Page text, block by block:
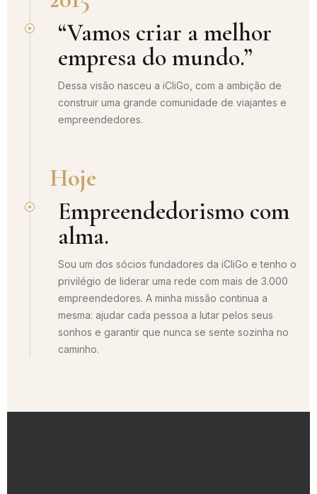
“Vamos criar a melhor
empresa do mundo.”
Dessa visão nasceu a iCliGo, com a ambição de
construir uma grande comunidade de viajantes e
empreendedores.
Hoje
Empreendedorismo com
alma.
Sou um dos sócios fundadores da iCliGo e tenho o
privilégio de liderar uma rede com mais de 3.000
empreendedores. A minha missão continua a
mesma: ajudar cada pessoa a lutar pelos seus
sonhos e garantir que nunca se sente sozinha no
caminho.